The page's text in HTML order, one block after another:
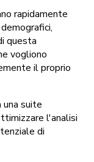
rapidamente
questa
vogliono
il proprio
una suite
l'analisi
di